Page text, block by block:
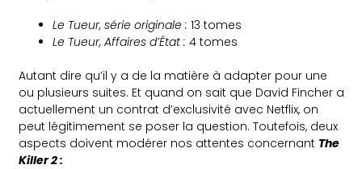
Le Tueur, série originale : 13 tomes
Le Tueur, Affaires d’État : 4 tomes
Autant dire qu’il y a de la matière à adapter pour une
ou plusieurs suites. Et quand on sait que David Fincher a
actuellement un contrat d’exclusivité avec Netflix, on
peut légitimement se poser la question. Toutefois, deux
aspects doivent modérer nos attentes concernant The
Killer 2 :